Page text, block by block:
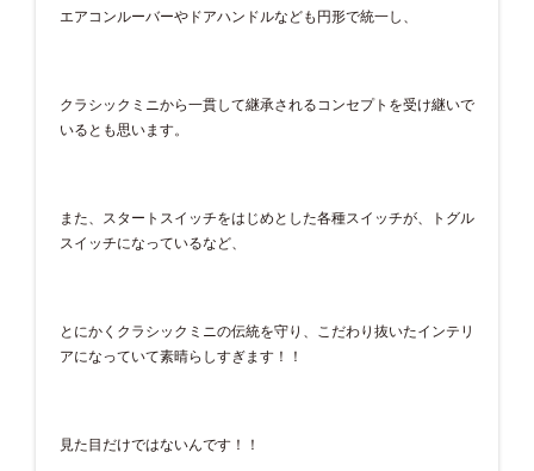
エアコンルーバーやドアハンドルなども円形で統一し、
クラシックミニから一貫して継承されるコンセプトを受け継いで
いるとも思います。
また、スタートスイッチをはじめとした各種スイッチが、トグル
スイッチになっているなど、
とにかくクラシックミニの伝統を守り、こだわり抜いたインテリ
アになっていて素晴らしすぎます！！
見た目だけではないんです！！